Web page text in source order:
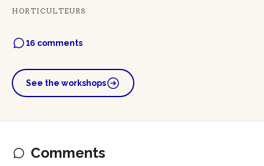
HORTICULTEURS
16 comments
See the workshops
Comments